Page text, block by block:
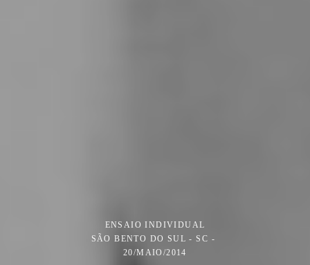
ENSAIO INDIVIDUAL
SÃO BENTO DO SUL - SC
20/MAIO/2014